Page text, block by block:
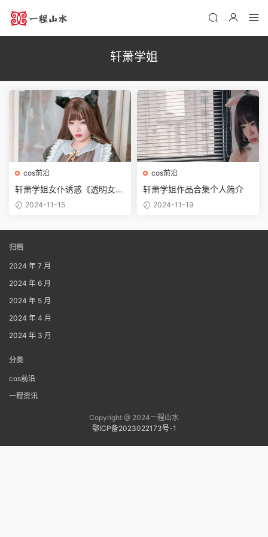
轩萧学姐
cos前沿
轩萧学姐女仆诱惑《透明女
仆》让人热血沸腾
2024-11-15
cos前沿
轩萧学姐作品合集个人简介
2024-11-19
归档
2024 年 7 月
2024 年 6 月
2024 年 5 月
2024 年 4 月
2024 年 3 月
分类
cos前沿
一程资讯
Copyright @ 2024一程山水
鄂ICP备2023022173号-1